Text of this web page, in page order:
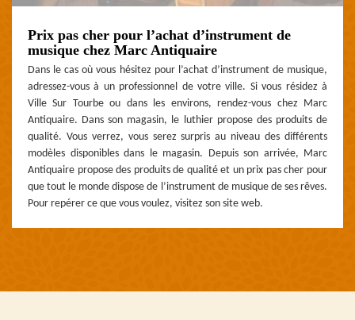
Prix pas cher pour l’achat d’instrument de
musique chez Marc Antiquaire
Dans le cas où vous hésitez pour l’achat d’instrument de musique,
adressez-vous à un professionnel de votre ville. Si vous résidez à
Ville Sur Tourbe ou dans les environs, rendez-vous chez Marc
Antiquaire. Dans son magasin, le luthier propose des produits de
qualité. Vous verrez, vous serez surpris au niveau des différents
modèles disponibles dans le magasin. Depuis son arrivée, Marc
Antiquaire propose des produits de qualité et un prix pas cher pour
que tout le monde dispose de l’instrument de musique de ses rêves.
Pour repérer ce que vous voulez, visitez son site web.